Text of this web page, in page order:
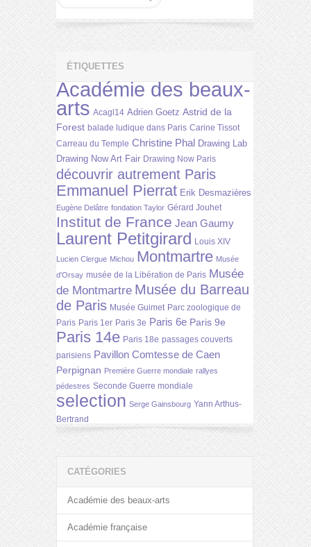
ÉTIQUETTES
Académie des beaux-
arts Acagl14 Adrien Goetz Astrid de la
Forest balade ludique dans Paris Carine Tissot
Carreau du Temple Christine Phal Drawing Lab
Drawing Now Art Fair Drawing Now Paris
découvrir autrement Paris
Emmanuel Pierrat Erik Desmazières
Eugène Delâtre fondation Taylor Gérard Jouhet
Institut de France Jean Gaumy
Laurent Petitgirard Louis XIV
Lucien Clergue Michou Montmartre Musée
d'Orsay musée de la Libération de Paris Musée
de Montmartre Musée du Barreau
de Paris Musée Guimet Parc zoologique de
Paris Paris 1er Paris 3e Paris 6e Paris 9e
Paris 14e Paris 18e passages couverts
parisiens Pavillon Comtesse de Caen
Perpignan Première Guerre mondiale rallyes
pédestres Seconde Guerre mondiale
selection Serge Gainsbourg Yann Arthus-
Bertrand
CATÉGORIES
Académie des beaux-arts
Académie française